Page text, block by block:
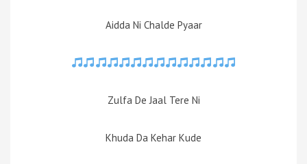
Aidda Ni Chalde Pyaar
Zulfa De Jaal Tere Ni
Khuda Da Kehar Kude